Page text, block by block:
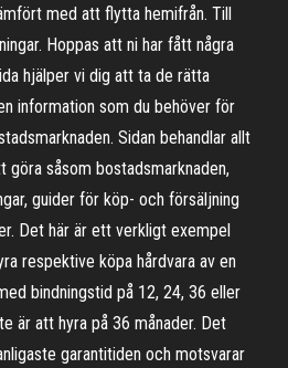
med att flytta hemifrån. Till
Hoppas att ni har fått några
hjälper vi dig att ta de rätta
information som du behöver för
Sidan behandlar allt
göra såsom bostadsmarknaden,
guider för köp- och försäljning
Det här är ett verkligt exempel
respektive köpa hårdvara av en
bindningstid på 12, 24, 36 eller
är att hyra på 36 månader. Det
garantitiden och motsvarar